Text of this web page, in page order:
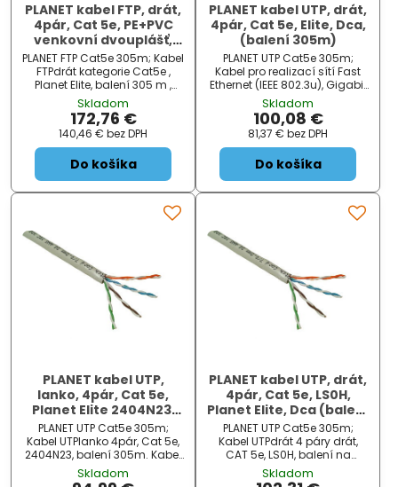
PLANET kabel FTP, drát,
4pár, Cat 5e, PE+PVC
venkovní dvouplášť,
Planet Elite, Dca (balení
305m)
PLANET FTP Cat5e 305m; Kabel
FTPdrát kategorie Cat5e ,
Planet Elite, balení 305 m ,
dvouplášťová izolace vnitřní
PVC, vnější PE. Kabel je
vhodný pro venkovní
instalace a zároveň má
velmi dob...
Skladom
172,76 €
140,46 € bez DPH
Do košíka
PLANET kabel UTP, drát,
4pár, Cat 5e, Elite, Dca,
(balení 305m)
PLANET UTP Cat5e 305m;
Kabel pro realizací sítí Fast
Ethernet (IEEE 802.3u), Gigabit
Ethernet (IEEE 802.3ab),
Ethernet (IEEE 802.3), 100
VgAnyLAN (IEEE 802.12), Token
Ring (IEEE 802.5), TPPMD (ANSI
X3T9.5), 100 Mbps...
Skladom
100,08 €
81,37 € bez DPH
Do košíka
PLANET kabel UTP,
lanko, 4pár, Cat 5e,
Planet Elite 2404N23,
Dca (balení 305m)
PLANET UTP Cat5e 305m;
Kabel UTPlanko 4pár, Cat 5e,
2404N23, balení 305m. Kabel
pro realizací sítí Fast Ethernet
(IEEE 802.3u), Gigabit Ethernet
Skladom
PLANET kabel UTP, drát,
4pár, Cat 5e, LS0H,
Planet Elite, Dca (balení
305m)
PLANET UTP Cat5e 305m;
Kabel UTPdrát 4 páry drát,
CAT 5e, LS0H, balení na
špulce 305m. Cena za 1m.
Kabel pro realizací sítí Fast
Skladom